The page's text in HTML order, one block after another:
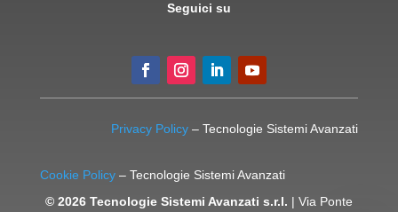
Seguici su
Privacy Policy – Tecnologie Sistemi Avanzati
Cookie Policy– Tecnologie Sistemi Avanzati
© 2026 Tecnologie Sistemi Avanzati s.r.l. | Via Ponte